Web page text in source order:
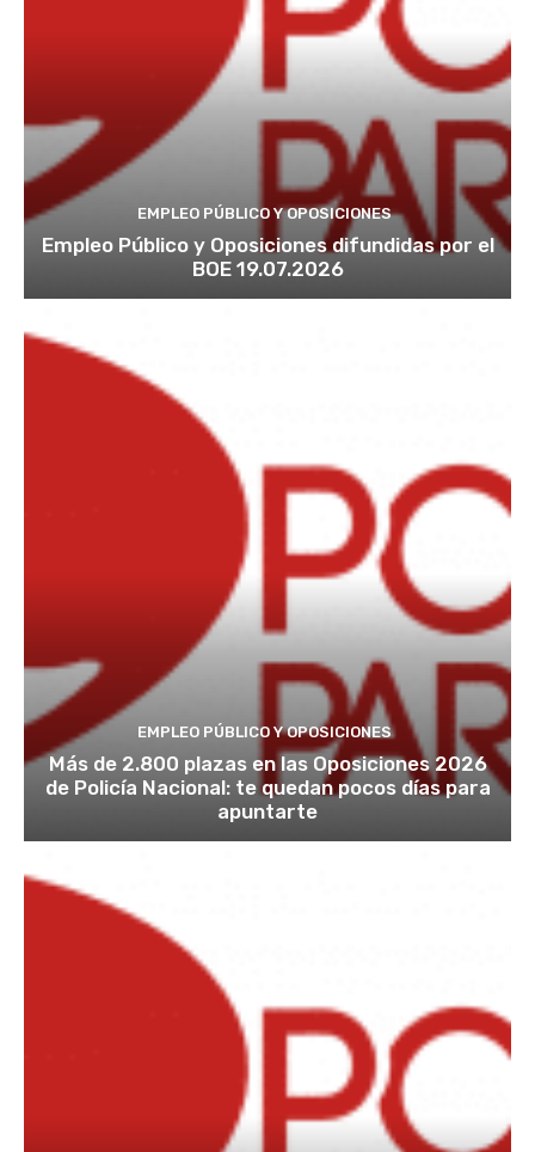
EMPLEO PÚBLICO Y OPOSICIONES
Empleo Público y Oposiciones difundidas por el
BOE 19.07.2026
EMPLEO PÚBLICO Y OPOSICIONES
Más de 2.800 plazas en las Oposiciones 2026
de Policía Nacional: te quedan pocos días para
apuntarte